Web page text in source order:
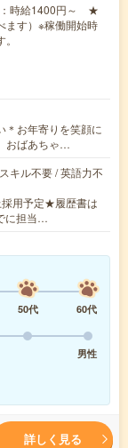
：時給1400円～ ★
ます）※稼働開始時
＊お年寄りを笑顔に
おばあちゃ…
キル不要 / 英語力不
用予定★履歴書は
に担当…
50代
60代
男性
詳しく見る